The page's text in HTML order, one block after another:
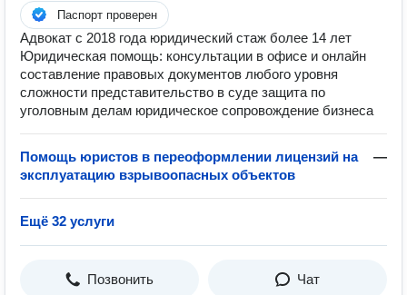
Паспорт проверен
Адвокат с 2018 года юридический стаж более 14 лет
Юридическая помощь: консультации в офисе и онлайн
составление правовых документов любого уровня
сложности представительство в суде защита по
уголовным делам юридическое сопровождение бизнеса
Помощь юристов в переоформлении лицензий на
эксплуатацию взрывоопасных объектов
—
Ещё 32 услуги
Позвонить Чат